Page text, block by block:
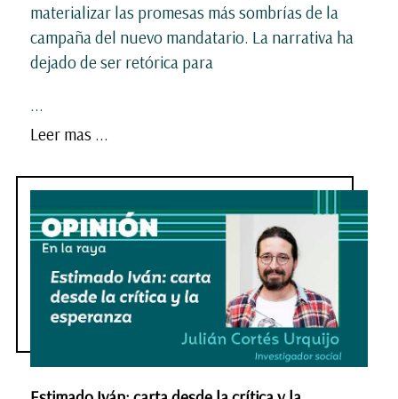
materializar las promesas más sombrías de la
campaña del nuevo mandatario. La narrativa ha
dejado de ser retórica para
...
Leer mas ...